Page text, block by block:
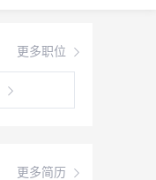
更多职位
更多简历